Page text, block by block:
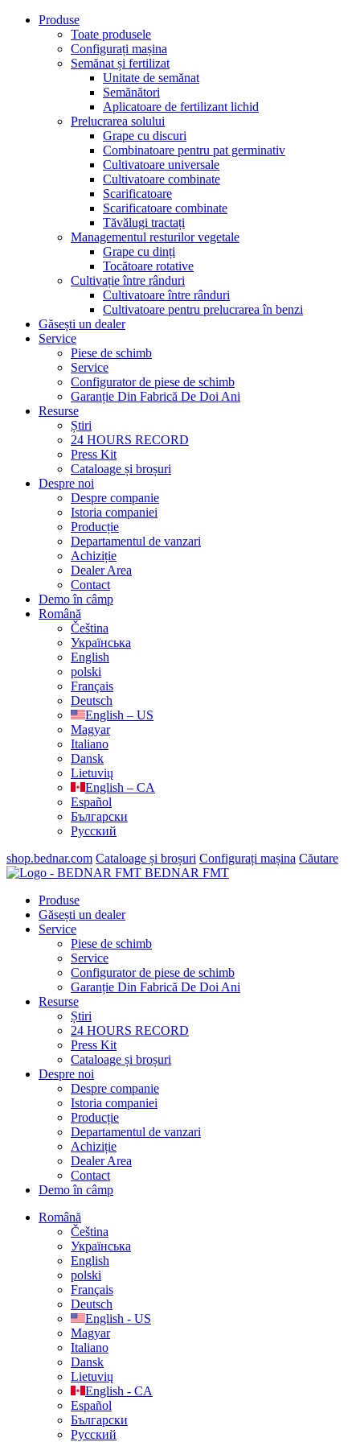
Produse
Toate produsele
Configurați mașina
Semănat și fertilizat
Unitate de semănat
Semănători
Aplicatoare de fertilizant lichid
Prelucrarea solului
Grape cu discuri
Combinatoare pentru pat germinativ
Cultivatoare universale
Cultivatoare combinate
Scarificatoare
Scarificatoare combinate
Tăvălugi tractați
Managementul resturilor vegetale
Grape cu dinți
Tocătoare rotative
Cultivație între rânduri
Cultivatoare între rânduri
Cultivatoare pentru prelucrarea în benzi
Găsești un dealer
Service
Piese de schimb
Service
Configurator de piese de schimb
Garanție Din Fabrică De Doi Ani
Resurse
Știri
24 HOURS RECORD
Press Kit
Cataloage și broșuri
Despre noi
Despre companie
Istoria companiei
Producție
Departamentul de vanzari
Achiziție
Dealer Area
Contact
Demo în câmp
Română
Čeština
Українська
English
polski
Français
Deutsch
English – US
Magyar
Italiano
Dansk
Lietuvių
English – CA
Español
Български
Русский
shop.bednar.com Cataloage și broșuri Configurați mașina Căutare
BEDNAR FMT
Produse
Găsești un dealer
Service
Piese de schimb
Service
Configurator de piese de schimb
Garanție Din Fabrică De Doi Ani
Resurse
Știri
24 HOURS RECORD
Press Kit
Cataloage și broșuri
Despre noi
Despre companie
Istoria companiei
Producție
Departamentul de vanzari
Achiziție
Dealer Area
Contact
Demo în câmp
Română
Čeština
Українська
English
polski
Français
Deutsch
English - US
Magyar
Italiano
Dansk
Lietuvių
English - CA
Español
Български
Русский